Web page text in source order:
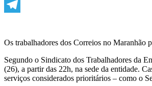
WhatsApp
Os trabalhadores dos Correios no Maranhão
Segundo o Sindicato dos Trabalhadores da
(26), a partir das 22h, na sede da entidade.
serviços considerados prioritários – como o